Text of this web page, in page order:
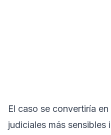
El caso se convertiría
judiciales más